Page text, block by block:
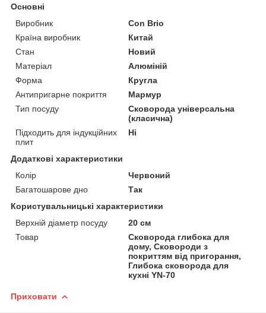
Основні
Виробник
Con Brio
Країна виробник
Китай
Стан
Новий
Матеріал
Алюміній
Форма
Кругла
Антипригарне покриття
Мармур
Тип посуду
Сковорода універсальна
(класична)
Підходить для індукційних
плит
Ні
Додаткові характеристики
Колір
Червоний
Багатошарове дно
Так
Користувальницькі характеристики
Верхній діаметр посуду
20 см
Товар
Сковорода глибока для
дому, Сковороди з
покриттям від пригорання,
Глибока сковорода для
кухні YN-70
Приховати